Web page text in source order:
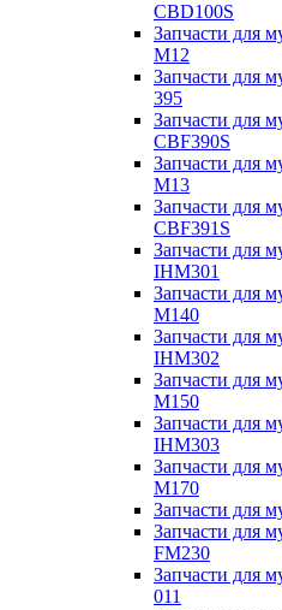
CBD100S
Запчасти для
M12
Запчасти для
395
Запчасти для
CBF390S
Запчасти для
M13
Запчасти для
CBF391S
Запчасти для
IHM301
Запчасти для
M140
Запчасти для
IHM302
Запчасти для
M150
Запчасти для
IHM303
Запчасти для
M170
Запчасти для
Запчасти для
FM230
Запчасти для
011